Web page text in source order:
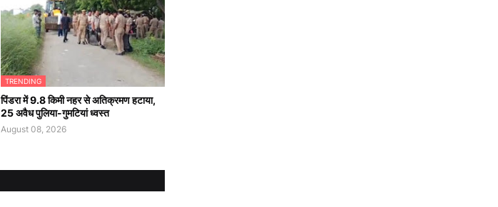
TRENDING
पिंडरा में 9.8 किमी नहर से अतिक्रमण हटाया,
25 अवैध पुलिया-गुमटियां ध्वस्त
August 08, 2026